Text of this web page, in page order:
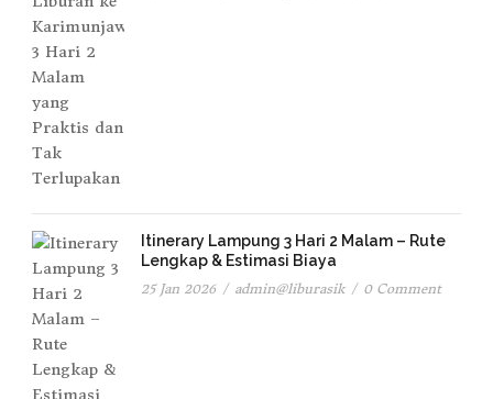
Itinerary Lampung 3 Hari 2 Malam – Rute
Lengkap & Estimasi Biaya
25 Jan 2026 / admin@liburasik / 0 Comment